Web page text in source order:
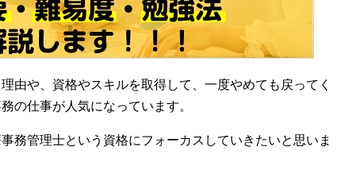
由や、資格やスキルを取得して、一度やめても戻ってく
の仕事が人気になっています。
務管理士という資格にフォーカスしていきたいと思いま